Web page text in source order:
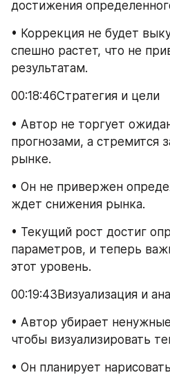
достижения
• Коррекция не будет
спешно растет, что не
результатам.
00:18:46Стратегия и цели
• Автор не торгует
прогнозами, а стремится
рынке.
• Он не привержен
ждет снижения рынка.
• Текущий рост достиг
параметров, и теперь
этот уровень.
00:19:43Визуализация и
• Автор убирает
чтобы визуализировать
• Он планирует